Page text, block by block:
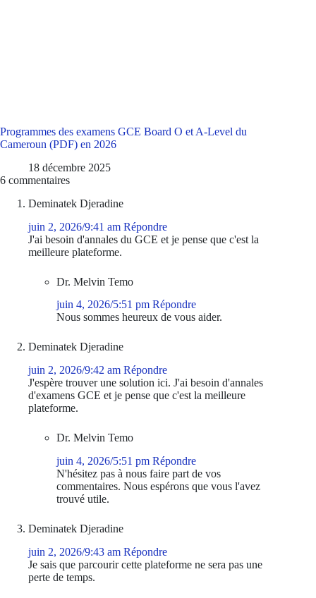
Programmes des examens GCE Board O et A-Level du
Cameroun (PDF) en 2026
18 décembre 2025
6 commentaires
Deminatek Djeradine
juin 2, 2026/9:41 am Répondre
J'ai besoin d'annales du GCE et je pense que c'est la
meilleure plateforme.
Dr. Melvin Temo
juin 4, 2026/5:51 pm Répondre
Nous sommes heureux de vous aider.
Deminatek Djeradine
juin 2, 2026/9:42 am Répondre
J'espère trouver une solution ici. J'ai besoin d'annales
d'examens GCE et je pense que c'est la meilleure
plateforme.
Dr. Melvin Temo
juin 4, 2026/5:51 pm Répondre
N'hésitez pas à nous faire part de vos
commentaires. Nous espérons que vous l'avez
trouvé utile.
Deminatek Djeradine
juin 2, 2026/9:43 am Répondre
Je sais que parcourir cette plateforme ne sera pas une
perte de temps.